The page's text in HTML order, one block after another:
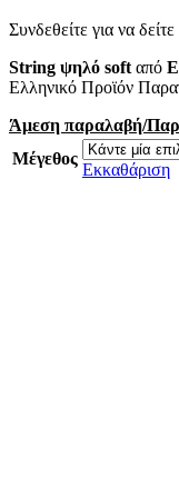
Συνδεθείτε για να δείτε
String ψηλό soft από
Ελληνικό Προϊόν
Άμεση παραλαβή/
Μέγεθος
Εκκαθάριση